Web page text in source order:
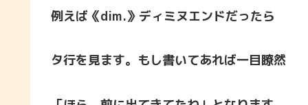
例えば《dim.》ディミヌエンドだったら
タ行を見ます。もし書いてあれば一目瞭然